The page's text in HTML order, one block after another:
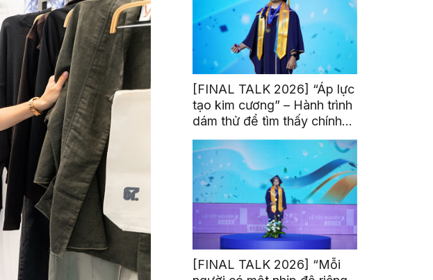
[FINAL TALK 2026] “Áp lực
tạo kim cương” – Hành trình
dám thử để tìm thấy chính
mình
[FINAL TALK 2026] “Mỗi